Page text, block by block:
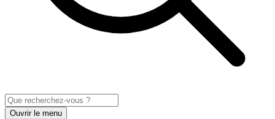
Ouvrir le menu